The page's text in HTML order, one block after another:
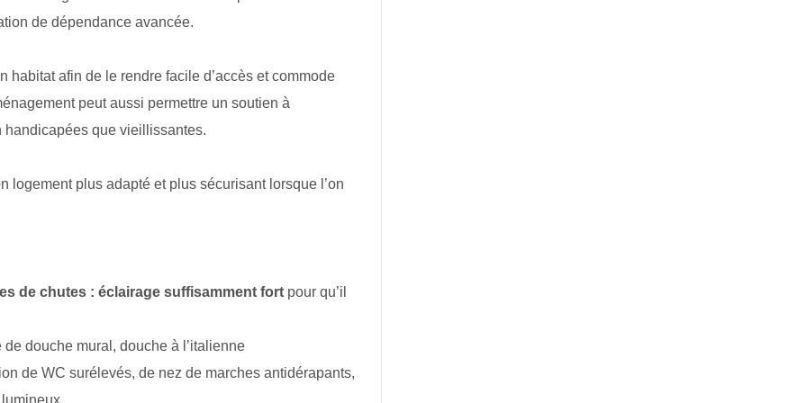
de dépendance avancée.
afin de le rendre facile d’accès et commode
peut aussi permettre un soutien à
que vieillissantes.
logement plus adapté et plus sécurisant lorsque l’on
de chutes : éclairage suffisamment fort pour qu’il
douche mural, douche à l’italienne
de WC surélevés, de nez de marches antidérapants,